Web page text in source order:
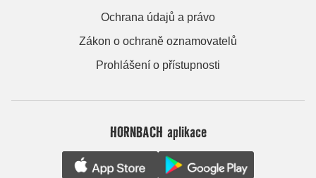
Ochrana údajů a právo
Zákon o ochraně oznamovatelů
Prohlášení o přístupnosti
HORNBACH aplikace